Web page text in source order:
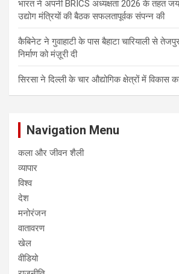
भारत ने अपनी BRICS अध्यक्षता 2026 के तहत
उद्योग मंत्रियों की बैठक सफलतापूर्वक संपन्न की
कैबिनेट ने गुवाहाटी के पास बैहाटा चारियाली से
निर्माण को मंज़ूरी दी
सिरसा ने दिल्ली के चार औद्योगिक क्षेत्रों में विकास
Navigation Menu
कला और जीवन शैली
व्यापार
विश्व
देश
मनोरंजन
वातावरण
खेल
वीडियो